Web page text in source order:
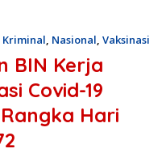
Kriminal, Nasional, Vaksinasi
BIN Kerja
Covid-19
Hari